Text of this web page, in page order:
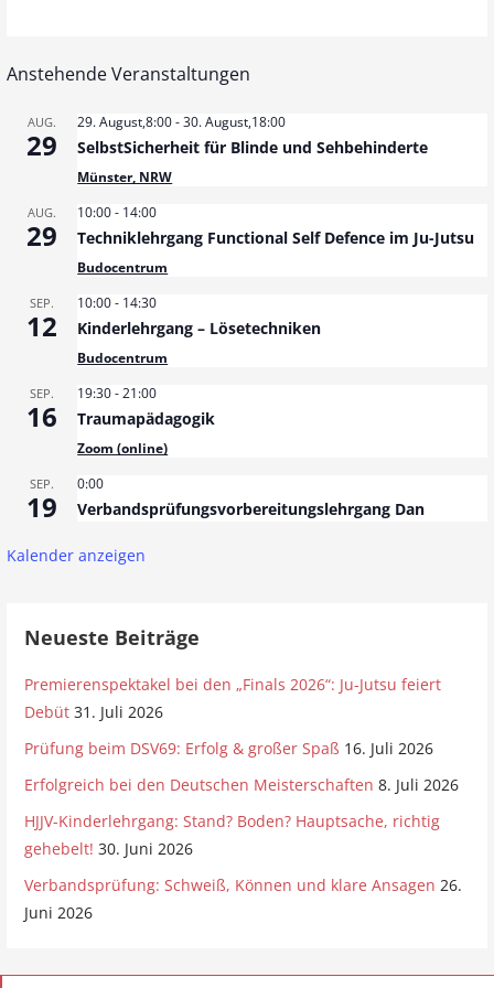
Anstehende Veranstaltungen
AUG.
29
29. August,8:00-30. August,18:00
SelbstSicherheit für Blinde und Sehbehinderte
Münster, NRW
AUG.
29
10:00- 14:00
Techniklehrgang Functional Self Defence im Ju-Jutsu
Budocentrum
SEP.
12
10:00- 14:30
Kinderlehrgang – Lösetechniken
Budocentrum
SEP.
16
19:30-21:00
Traumapädagogik
Zoom (online)
SEP.
19
0:00
Verbandsprüfungsvorbereitungslehrgang Dan
Kalender anzeigen
Neueste Beiträge
Premierenspektakel bei den „Finals 2026“: Ju-Jutsu feiert
Debüt 31. Juli 2026
Prüfung beim DSV69: Erfolg & großer Spaß 16. Juli 2026
Erfolgreich bei den Deutschen Meisterschaften 8. Juli 2026
HJJV-Kinderlehrgang: Stand? Boden? Hauptsache, richtig
gehebelt! 30. Juni 2026
Verbandsprüfung: Schweiß, Können und klare Ansagen 26.
Juni 2026